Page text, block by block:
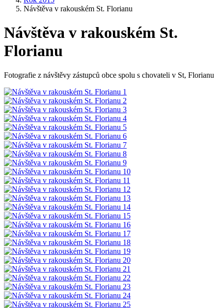
Návštěva v rakouském St. Florianu
Návštěva v rakouském St.
Florianu
Fotografie z návštěvy zástupců obce spolu s chovateli v St, Florianu